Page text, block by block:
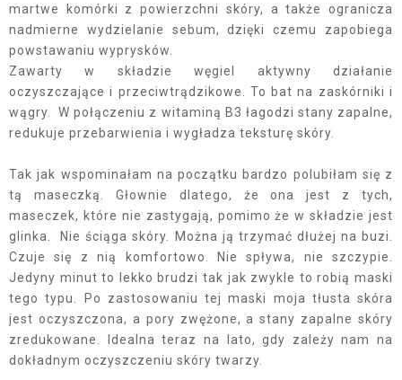
martwe komórki z powierzchni skóry, a także ogranicza
nadmierne wydzielanie sebum, dzięki czemu zapobiega
powstawaniu wyprysków.
Zawarty w składzie węgiel aktywny działanie
oczyszczające i przeciwtrądzikowe. To bat na zaskórniki i
wągry. W połączeniu z witaminą B3 łagodzi stany zapalne,
redukuje przebarwienia i wygładza teksturę skóry.
Tak jak wspominałam na początku bardzo polubiłam się z
tą maseczką. Głownie dlatego, że ona jest z tych,
maseczek, które nie zastygają, pomimo że w składzie jest
glinka. Nie ściąga skóry. Można ją trzymać dłużej na buzi.
Czuje się z nią komfortowo. Nie spływa, nie szczypie.
Jedyny minut to lekko brudzi tak jak zwykle to robią maski
tego typu. Po zastosowaniu tej maski moja tłusta skóra
jest oczyszczona, a pory zwężone, a stany zapalne skóry
zredukowane. Idealna teraz na lato, gdy zależy nam na
dokładnym oczyszczeniu skóry twarzy.